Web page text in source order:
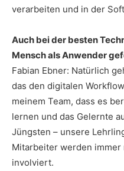
verarbeiten und in der
Auch bei der besten
Mensch als Anwender
Fabian Ebner: Natürlich
das den digitalen
meinem Team, dass es
lernen und das Gelernte
Jüngsten – unsere
Mitarbeiter werden
involviert.